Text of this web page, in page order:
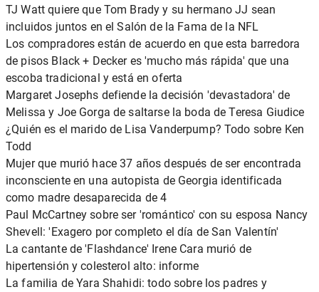
TJ Watt quiere que Tom Brady y su hermano JJ sean
incluidos juntos en el Salón de la Fama de la NFL
Los compradores están de acuerdo en que esta barredora
de pisos Black + Decker es 'mucho más rápida' que una
escoba tradicional y está en oferta
Margaret Josephs defiende la decisión 'devastadora' de
Melissa y Joe Gorga de saltarse la boda de Teresa Giudice
¿Quién es el marido de Lisa Vanderpump? Todo sobre Ken
Todd
Mujer que murió hace 37 años después de ser encontrada
inconsciente en una autopista de Georgia identificada
como madre desaparecida de 4
Paul McCartney sobre ser 'romántico' con su esposa Nancy
Shevell: 'Exagero por completo el día de San Valentín'
La cantante de 'Flashdance' Irene Cara murió de
hipertensión y colesterol alto: informe
La familia de Yara Shahidi: todo sobre los padres y